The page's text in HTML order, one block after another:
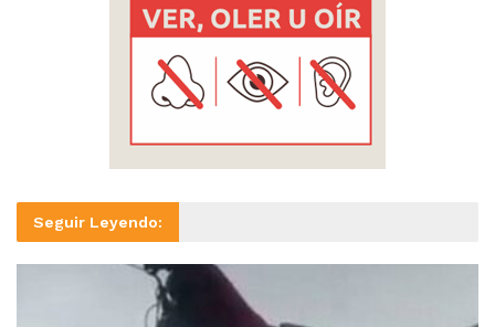
Seguir Leyendo: